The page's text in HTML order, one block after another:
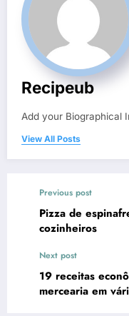
Recipeub
Add your Biographical
View All Posts
Previous post
Pizza de
cozinheiros
Next post
19 receitas
mercearia em